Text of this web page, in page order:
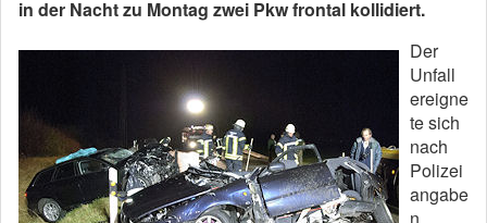
in der Nacht zu Montag zwei Pkw frontal kollidiert.
Der
Unfall
ereigne
te sich
nach
Polizei
angabe